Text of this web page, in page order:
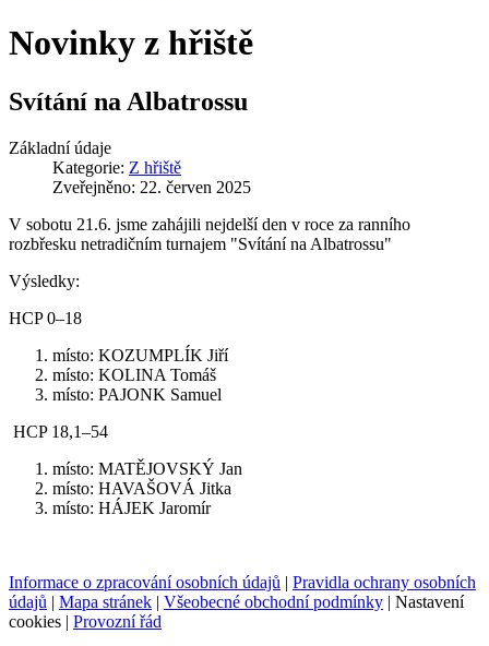
Novinky z hřiště
Svítání na Albatrossu
Základní údaje
Kategorie: Z hřiště
Zveřejněno: 22. červen 2025
V sobotu 21.6. jsme zahájili nejdelší den v roce za ranního
rozbřesku netradičním turnajem "Svítání na Albatrossu"
Výsledky:
HCP 0–18
místo: KOZUMPLÍK Jiří
místo: KOLINA Tomáš
místo: PAJONK Samuel
HCP 18,1–54
místo: MATĚJOVSKÝ Jan
místo: HAVAŠOVÁ Jitka
místo: HÁJEK Jaromír
Informace o zpracování osobních údajů | Pravidla ochrany osobních
údajů | Mapa stránek | Všeobecné obchodní podmínky | Nastavení
cookies | Provozní řád